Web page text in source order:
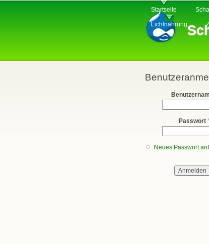
Hauptmenü
Startseite
Lichtnahrung
Passwort
Neues Passwort